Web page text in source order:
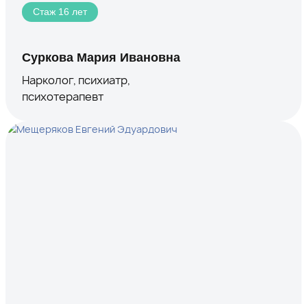
Стаж 16 лет
Суркова Мария Ивановна
Нарколог, психиатр,
психотерапевт